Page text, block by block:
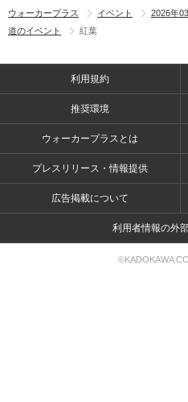
ウォーカープラス イベント 2026年
道のイベント
紅葉
利用規約
推奨環境
ウォーカープラスとは
プレスリリース・情報提供
広告掲載について
利用者情報の外
©KADOKAWA